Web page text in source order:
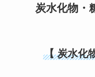
炭水化物・
【 炭水化